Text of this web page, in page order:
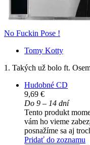
No Fuckin Pose !
Tomy Kotty
1. Takých už bolo ft.
Hudobné CD
9,69 €
Do 9 – 14 dní
Tento produkt
vám ho vieme
posnažíme sa aj
Pridať do zoznamu